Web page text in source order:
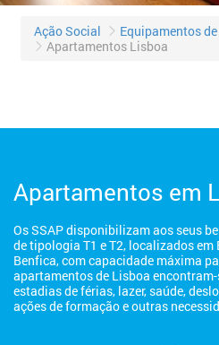
Ação Social
Apartamentos Lisboa
Apartamentos em
Os SSAP disponibilizam aos seus
de tipologia T1 e T2, localizados em
Benfica, com capacidade máxima
apartamentos de Lisboa
estadias de férias, lazer, saúde,
ações de formação e outras